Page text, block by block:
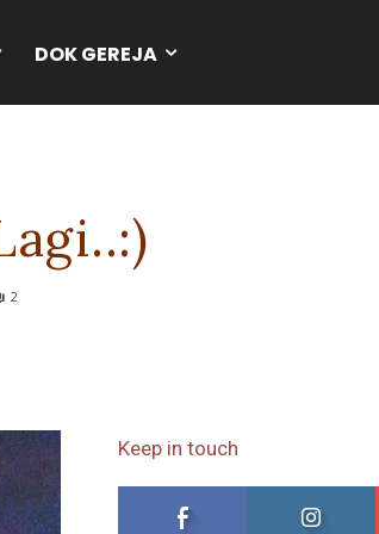
DOK GEREJA
2
Keep in touch